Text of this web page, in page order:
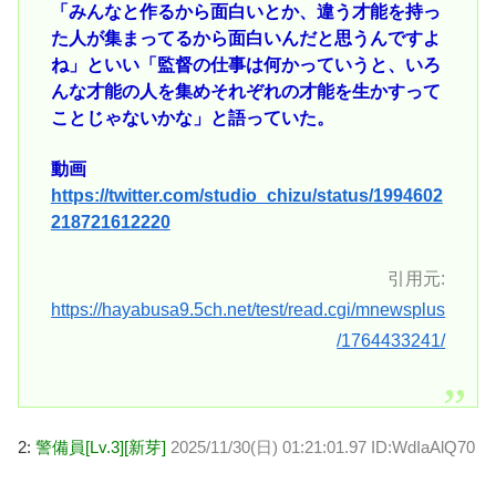
「みんなと作るから面白いとか、違う才能を持っ
た人が集まってるから面白いんだと思うんですよ
ね」といい「監督の仕事は何かっていうと、いろ
んな才能の人を集めそれぞれの才能を生かすって
ことじゃないかな」と語っていた。
動画
https://twitter.com/studio_chizu/status/1994602
218721612220
引用元:
https://hayabusa9.5ch.net/test/read.cgi/mnewsplus
/1764433241/
2: 警備員[Lv.3][新芽] 2025/11/30(日) 01:21:01.97 ID:WdIaAlQ70